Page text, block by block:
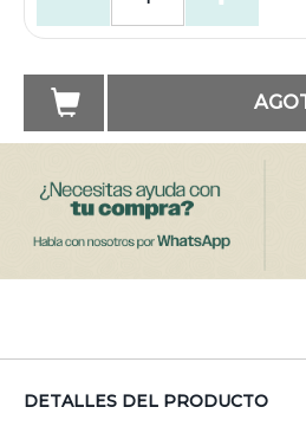
DETALLES DEL PRODUCTO